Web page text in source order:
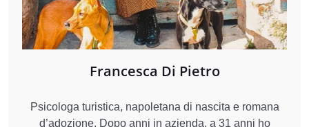
Francesca Di Pietro
Psicologa turistica, napoletana di nascita e romana
d’adozione. Dopo anni in azienda, a 31 anni ho